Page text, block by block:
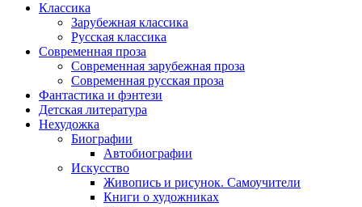
Классика
Зарубежная классика
Русская классика
Современная проза
Современная зарубежная проза
Современная русская проза
Фантастика и фэнтези
Детская литература
Нехудожка
Биографии
Автобиографии
Искусство
Живопись и рисунок. Самоучители
Книги о художниках